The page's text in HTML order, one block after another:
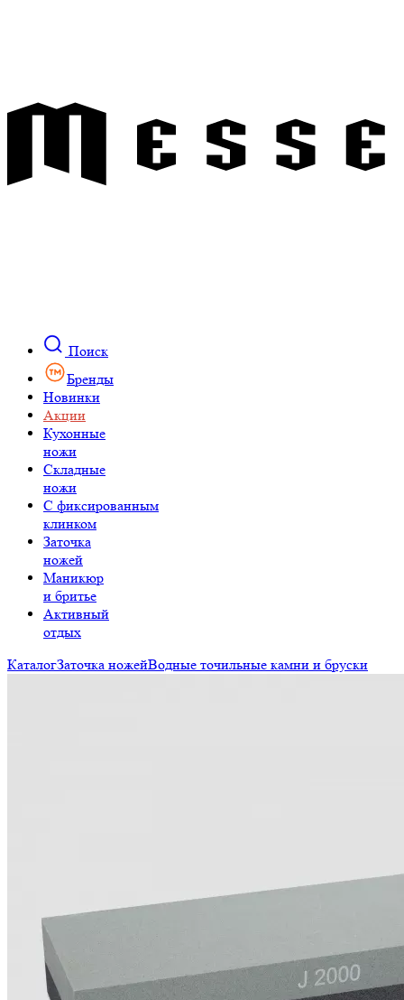
Поиск
Бренды
Новинки
Акции
Кухонные
ножи
Складные
ножи
C фиксированным
клинком
Заточка
ножей
Маникюр
и бритье
Активный
отдых
КаталогЗаточка ножейВодные точильные камни и бруски